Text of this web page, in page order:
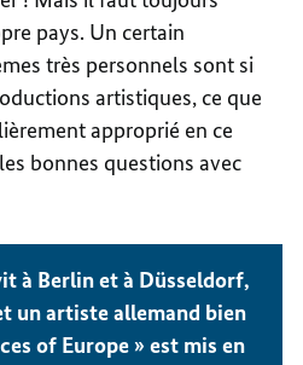
pays. Un certain
très personnels sont si
artistiques, ce que
approprié en ce
bonnes questions avec
à Berlin et à Düsseldorf,
un artiste allemand bien
of Europe » est mis en